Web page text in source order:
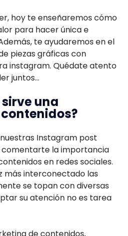
hoy te enseñaremos cómo
para hacer única e
te ayudaremos en el
piezas gráficas con
instagram. Quédate atento
juntos...
una
Instagram post
la importancia
en redes sociales.
más interconectado las
se topan con diversas
su atención no es tarea